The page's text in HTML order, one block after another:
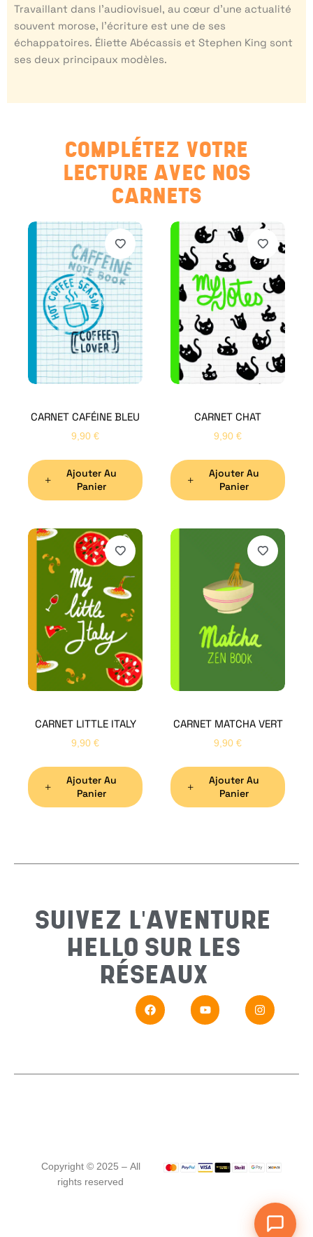
Travaillant dans l’audiovisuel, au cœur d’une actualité
souvent morose, l’écriture est une de ses
échappatoires. Éliette Abécassis et Stephen King sont
ses deux principaux modèles.
COMPLÉTEZ VOTRE
LECTURE AVEC NOS
CARNETS
CARNET CAFÉINE BLEU
9,90 €
Ajouter Au
Panier
CARNET CHAT
9,90 €
Ajouter Au
Panier
CARNET LITTLE ITALY
9,90 €
Ajouter Au
Panier
CARNET MATCHA VERT
9,90 €
Ajouter Au
Panier
SUIVEZ L'AVENTURE
HELLO SUR LES
RÉSEAUX
Copyright © 2025 – All
rights reserved